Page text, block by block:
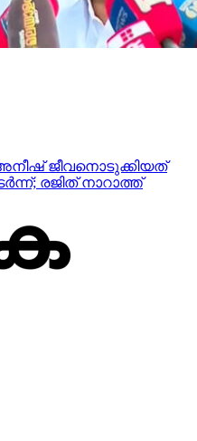
ജീവനൊടുക്കിയത്
രജിത് നാറാത്ത്